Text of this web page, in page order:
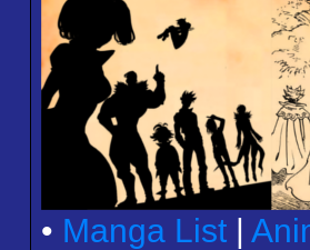
• Manga List |